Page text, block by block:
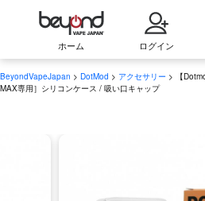
ホーム ログイン
BeyondVapeJapan > DotMod > アクセサリー > 【
MAX専用］シリコンケース / 吸い口キャップ